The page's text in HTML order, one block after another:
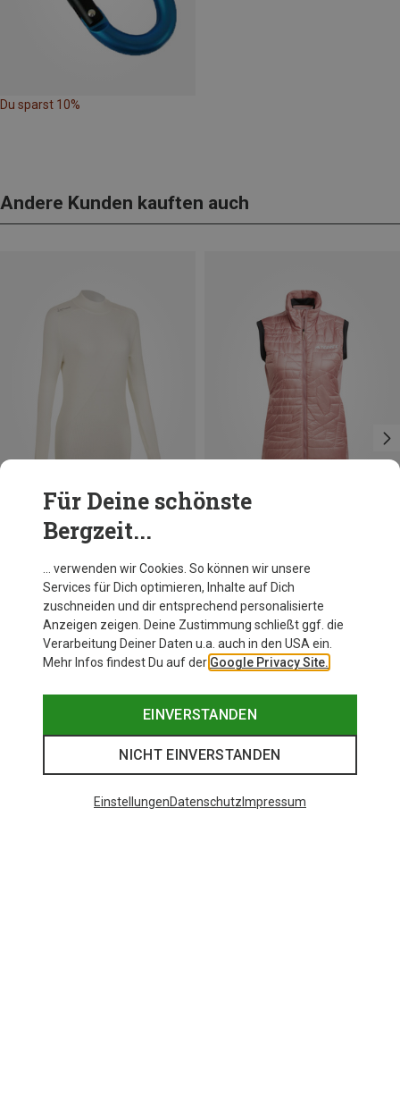
Du sparst 10%
Andere Kunden kauften auch
Du sparst 29%
Für Deine schönste
Bergzeit...
… verwenden wir Cookies. So können wir unsere
Services für Dich optimieren, Inhalte auf Dich
zuschneiden und dir entsprechend personalisierte
Anzeigen zeigen. Deine Zustimmung schließt ggf. die
Verarbeitung Deiner Daten u.a. auch in den USA ein.
Mehr Infos findest Du auf der Google Privacy Site.
EINVERSTANDEN
NICHT EINVERSTANDEN
EinstellungenDatenschutz Impressum